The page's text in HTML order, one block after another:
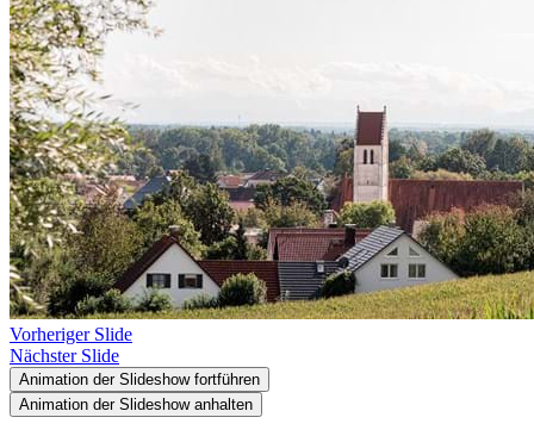
Vorheriger Slide
Nächster Slide
Animation der Slideshow fortführen
Animation der Slideshow anhalten